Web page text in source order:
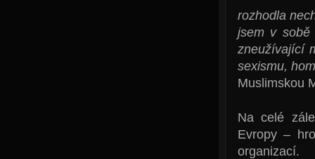
rozhodla
jsem v sobě
zneužívající
sexismu,
Muslimskou
Na celé
Evropy –
organizací.